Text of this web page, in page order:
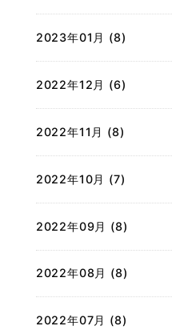
2023年01月 (8)
2022年12月 (6)
2022年11月 (8)
2022年10月 (7)
2022年09月 (8)
2022年08月 (8)
2022年07月 (8)